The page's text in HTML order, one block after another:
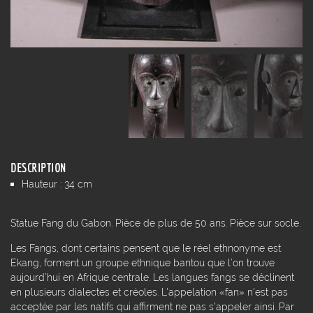
DESCRIPTION
Hauteur : 34 cm
Statue Fang du Gabon. Pièce de plus de 50 ans. Pièce sur socle.
Les Fangs, dont certains pensent que le réel ethnonyme est
Ekang, forment un groupe ethnique bantou que l’on trouve
aujourd’hui en Afrique centrale. Les langues fangs se déclinent
en plusieurs dialectes et créoles. L'appelation «fan» n'est pas
acceptée par les natifs qui affirment ne pas s'appeler ainsi. Par